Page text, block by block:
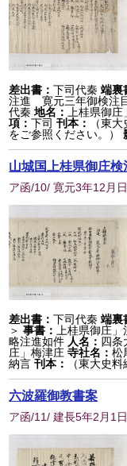
差出書：下司代秦 端裏
注進 寛元三年御検注
代秦 地名： 上桂県御
項：下司刊本：
（東
をご参照ください。）
山城国上桂県御庄検
ア函/10/ 寛元3年12月日
差出書：下司代秦 端裏
＞ 事書： 上桂県御庄
略注進如件 人名： 四条
庄」梅津庄 寺社名：松
納言刊本： （東大史
六波羅御教書案
ア函/11/ 建長5年2月1日